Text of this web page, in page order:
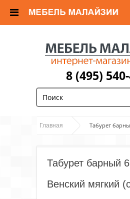
8 (495)
Главная Табурет
Табурет барный
Венский мягкий